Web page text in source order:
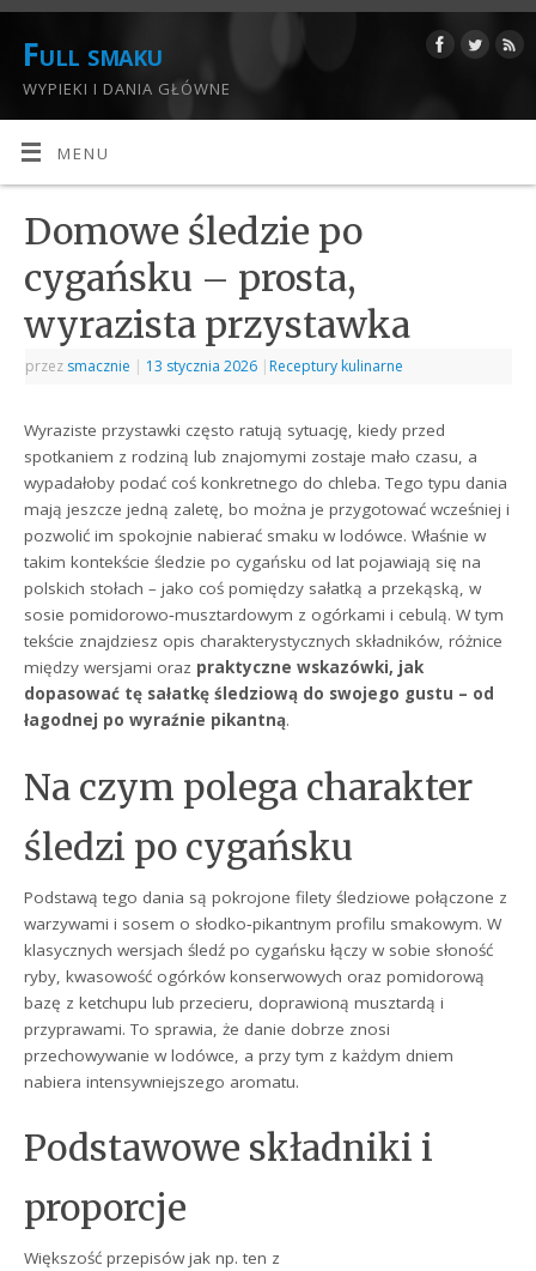
Full smaku
WYPIEKI I DANIA GŁÓWNE
MENU
Domowe śledzie po
cygańsku – prosta,
wyrazista przystawka
przez smacznie | 13 stycznia 2026 | Receptury kulinarne
Wyraziste przystawki często ratują sytuację, kiedy przed
spotkaniem z rodziną lub znajomymi zostaje mało czasu, a
wypadałoby podać coś konkretnego do chleba. Tego typu dania
mają jeszcze jedną zaletę, bo można je przygotować wcześniej i
pozwolić im spokojnie nabierać smaku w lodówce. Właśnie w
takim kontekście śledzie po cygańsku od lat pojawiają się na
polskich stołach – jako coś pomiędzy sałatką a przekąską, w
sosie pomidorowo‑musztardowym z ogórkami i cebulą. W tym
tekście znajdziesz opis charakterystycznych składników, różnice
między wersjami oraz praktyczne wskazówki, jak
dopasować tę sałatkę śledziową do swojego gustu – od
łagodnej po wyraźnie pikantną.
Na czym polega charakter
śledzi po cygańsku
Podstawą tego dania są pokrojone filety śledziowe połączone z
warzywami i sosem o słodko‑pikantnym profilu smakowym. W
klasycznych wersjach śledź po cygańsku łączy w sobie słoność
ryby, kwasowość ogórków konserwowych oraz pomidorową
bazę z ketchupu lub przecieru, doprawioną musztardą i
przyprawami. To sprawia, że danie dobrze znosi
przechowywanie w lodówce, a przy tym z każdym dniem
nabiera intensywniejszego aromatu.
Podstawowe składniki i
proporcje
Większość przepisów jak np. ten z